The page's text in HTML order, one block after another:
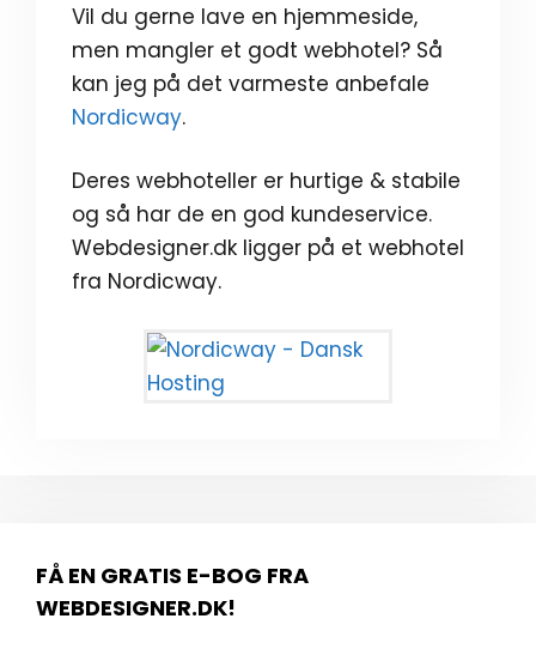
Vil du gerne lave en hjemmeside,
men mangler et godt webhotel? Så
kan jeg på det varmeste anbefale
Nordicway.
Deres webhoteller er hurtige & stabile
og så har de en god kundeservice.
Webdesigner.dk ligger på et webhotel
fra Nordicway.
FÅ EN GRATIS E-BOG FRA
WEBDESIGNER.DK!